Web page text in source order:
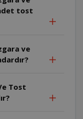
tost
ve
Tost